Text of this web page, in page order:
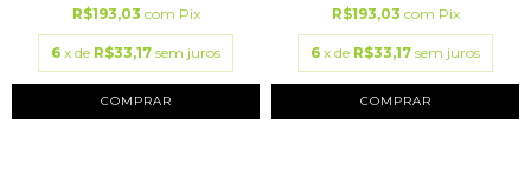
R$193,03 com Pix
6 x de R$33,17 sem juros
COMPRAR
R$193,03 com Pix
6 x de R$33,17 sem juros
COMPRAR